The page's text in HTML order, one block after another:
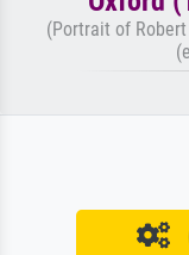
(Portrait of